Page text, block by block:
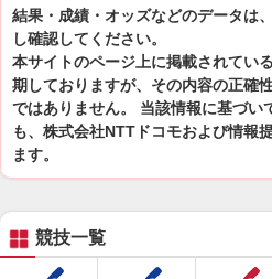
結果・成績・オッズなどのデータは
し確認してください。
本サイトのページ上に掲載されてい
期しておりますが、その内容の正確
ではありません。 当該情報に基づい
も、株式会社NTTドコモおよび情報
ます。
競技一覧